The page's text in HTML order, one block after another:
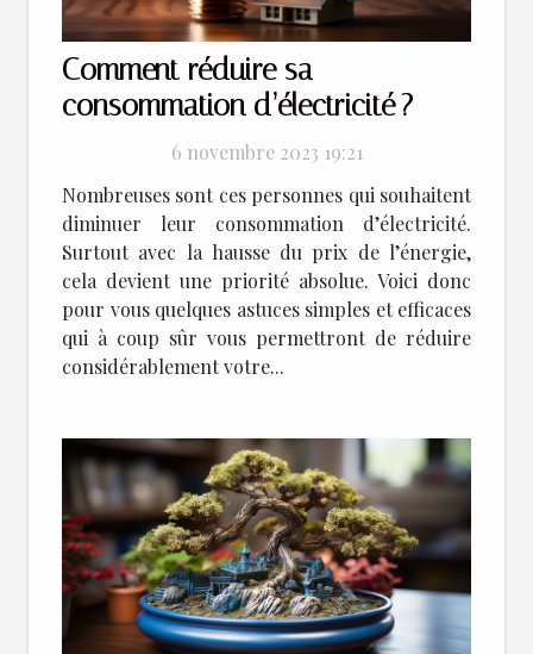
Comment réduire sa
consommation d’électricité ?
6 novembre 2023 19:21
Nombreuses sont ces personnes qui souhaitent
diminuer leur consommation d’électricité.
Surtout avec la hausse du prix de l’énergie,
cela devient une priorité absolue. Voici donc
pour vous quelques astuces simples et efficaces
qui à coup sûr vous permettront de réduire
considérablement votre...